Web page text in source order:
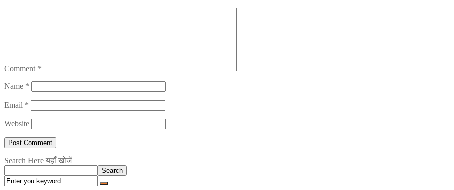
Comment *
Name *
Email *
Website
Search Here यहाँ खोजें
Search